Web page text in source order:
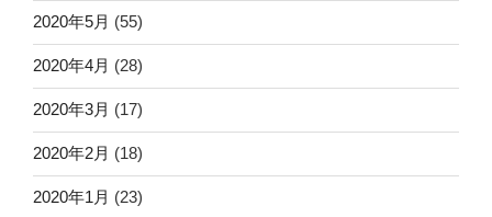
2020年5月 (55)
2020年4月 (28)
2020年3月 (17)
2020年2月 (18)
2020年1月 (23)